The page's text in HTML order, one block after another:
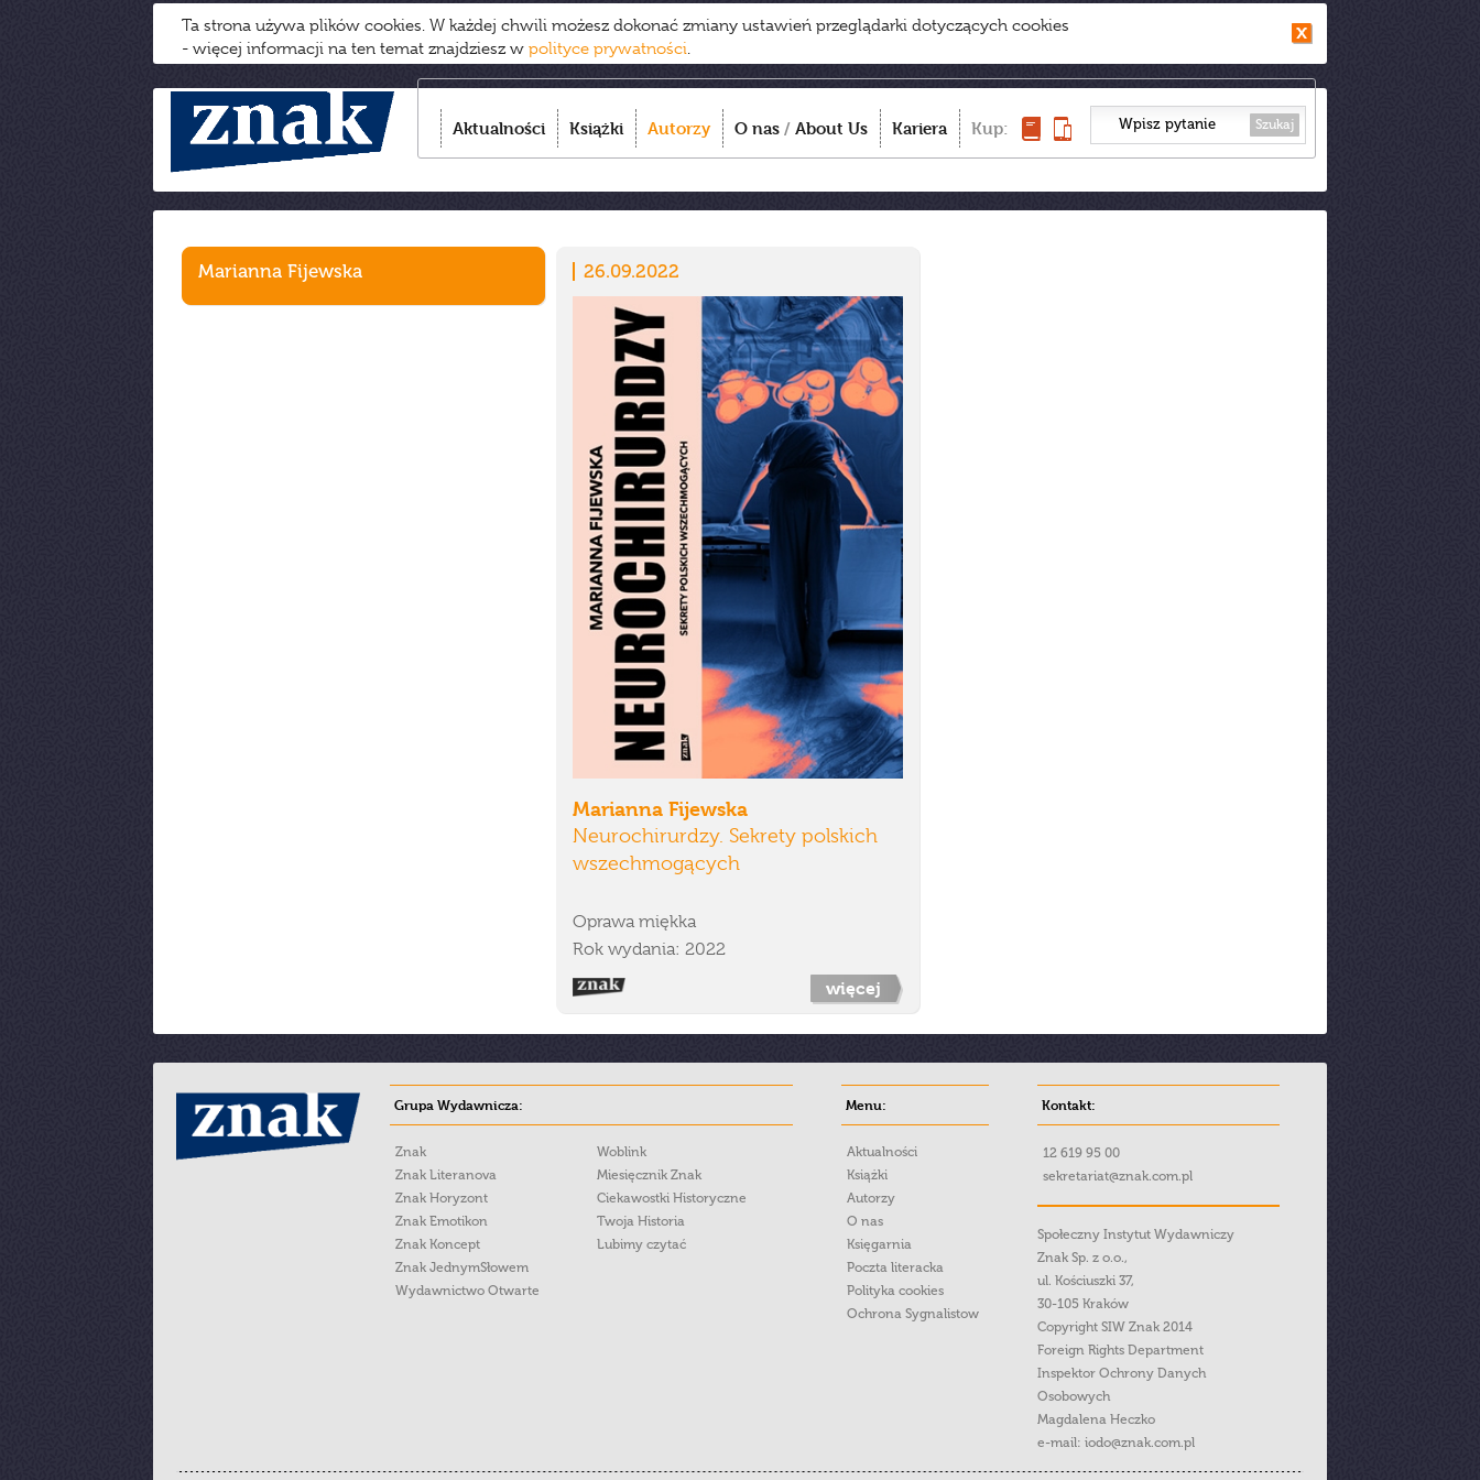
Ta strona używa plików cookies. W każdej chwili możesz dokonać zmiany ustawień przeglądarki dotyczących cookies
- więcej informacji na ten temat znajdziesz w polityce prywatności.
Aktualności Książki Autorzy O nas / About Us Kariera Kup: Szukaj
Marianna Fijewska 26.09.2022
Marianna Fijewska
Neurochirurdzy. Sekrety polskich
wszechmogących
Oprawa miękka
Rok wydania: 2022
więcej
Grupa Wydawnicza:
Znak
Znak Literanova
Znak Horyzont
Znak Emotikon
Znak Koncept
Znak JednymSłowem
Wydawnictwo Otwarte
Woblink
Miesięcznik Znak
Ciekawostki Historyczne
Twoja Historia
Lubimy czytać
Menu:
Aktualności
Książki
Autorzy
O nas
Księgarnia
Poczta literacka
Polityka cookies
Ochrona Sygnalistow
Kontakt:
12 619 95 00
sekretariat@znak.com.pl
Społeczny Instytut Wydawniczy
Znak Sp. z o.o.,
ul. Kościuszki 37,
30-105 Kraków
Copyright SIW Znak 2014
Foreign Rights Department
Inspektor Ochrony Danych
Osobowych
Magdalena Heczko
e-mail: iodo@znak.com.pl